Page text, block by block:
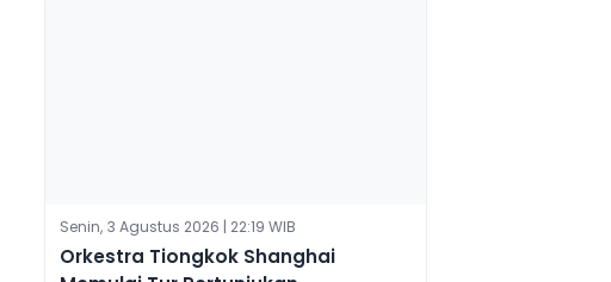
Senin, 3 Agustus 2026 | 22:19 WIB
Orkestra Tiongkok Shanghai